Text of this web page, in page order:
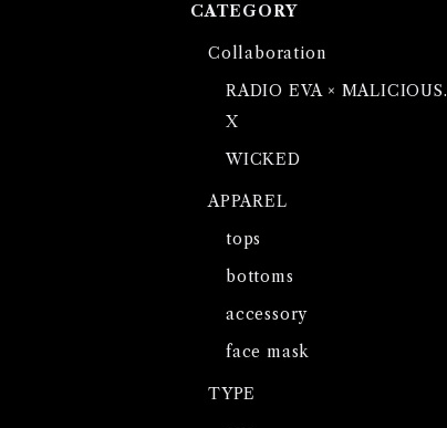
CATEGORY
Collaboration
RADIO EVA × MALICIOUS.
X
WICKED
APPAREL
tops
bottoms
accessory
face mask
TYPE